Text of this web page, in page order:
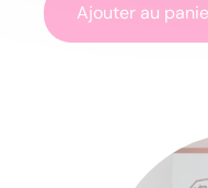
Ajouter au